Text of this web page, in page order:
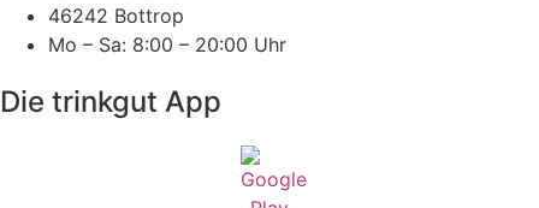
46242 Bottrop
Mo – Sa: 8:00 – 20:00 Uhr
Die trinkgut App